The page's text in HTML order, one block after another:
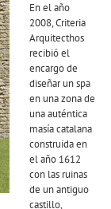
En el año
2008, Criteria
Arquitecthos
recibió el
encargo de
diseñar un spa
en una zona de
una auténtica
masía catalana
construida en
el año 1612
con las ruinas
de un antiguo
castillo,